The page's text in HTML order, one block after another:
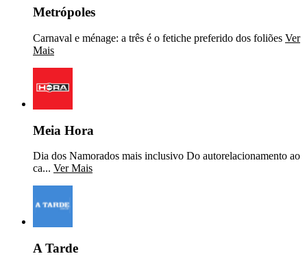
Metrópoles
Carnaval e ménage: a três é o fetiche preferido dos foliões Ver
Mais
Meia Hora
Dia dos Namorados mais inclusivo Do autorelacionamento ao
ca... Ver Mais
A Tarde